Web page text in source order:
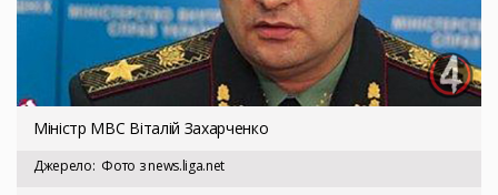
Міністр МВС Віталій Захарченко
Джерело Фото з news.liga.net